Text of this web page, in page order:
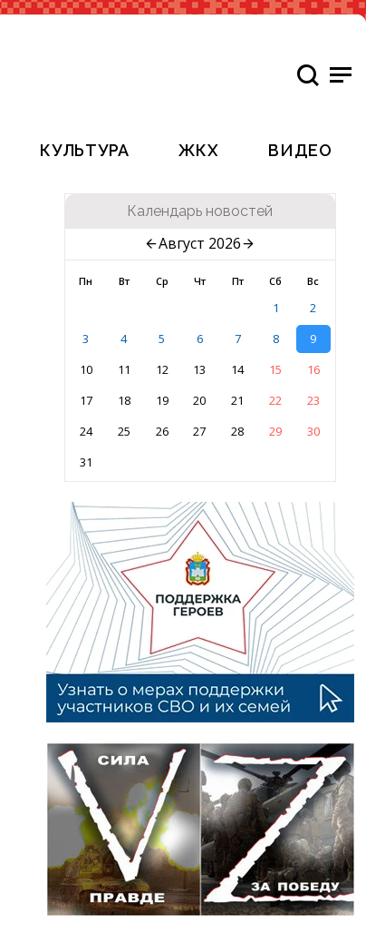
КУЛЬТУРА ЖКХ ВИДЕО
Календарь новостей
Август 2026
Пн Вт Ср Чт Пт Сб Вс
1
2
3
4 5 6 7 8
9
10
11 12 13 14 15
16
17
18 19 20 21 22
23
24
25 26 27 28 29
30
31